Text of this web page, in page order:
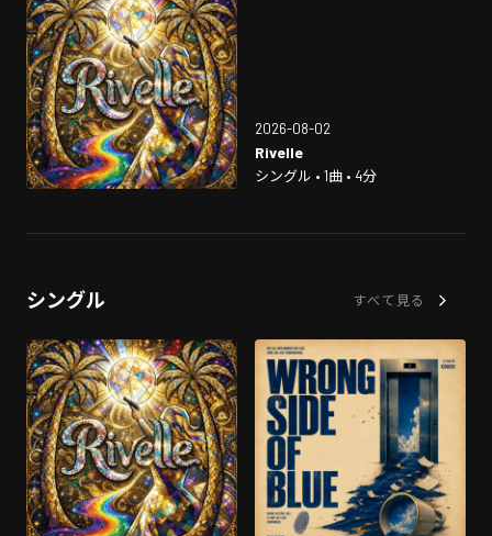
2026-08-02
Rivelle
シングル • 1曲 • 4分
シングル すべて見る